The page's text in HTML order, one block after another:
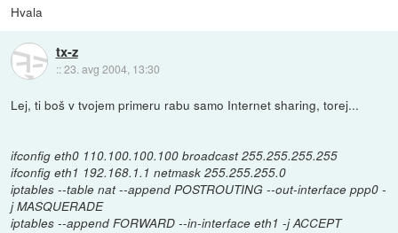
Hvala
tx-z
::23. avg 2004, 13:30
Lej, ti boš v tvojem primeru rabu samo Internet sharing, torej...
ifconfig eth0 110.100.100.100 broadcast 255.255.255.255
ifconfig eth1 192.168.1.1 netmask 255.255.255.0
iptables --table nat --append POSTROUTING --out-interface ppp0 -
j MASQUERADE
iptables --append FORWARD --in-interface eth1 -j ACCEPT